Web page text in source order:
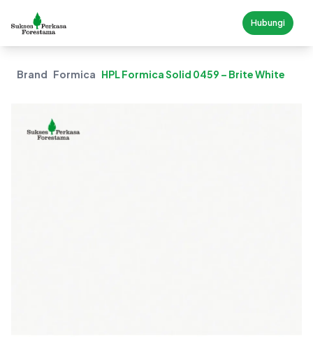
Hubungi
Brand Formica HPL Formica Solid 0459 – Brite White